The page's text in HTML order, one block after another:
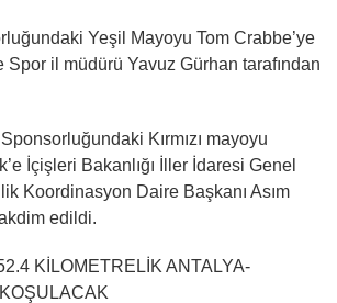
Yeşil Mayoyu Tom Crabbe’ye
il müdürü Yavuz Gürhan tarafından
Kırmızı mayoyu
İçişleri Bakanlığı İller İdaresi Genel
Koordinasyon Daire Başkanı Asım
edildi.
KİLOMETRELİK ANTALYA-